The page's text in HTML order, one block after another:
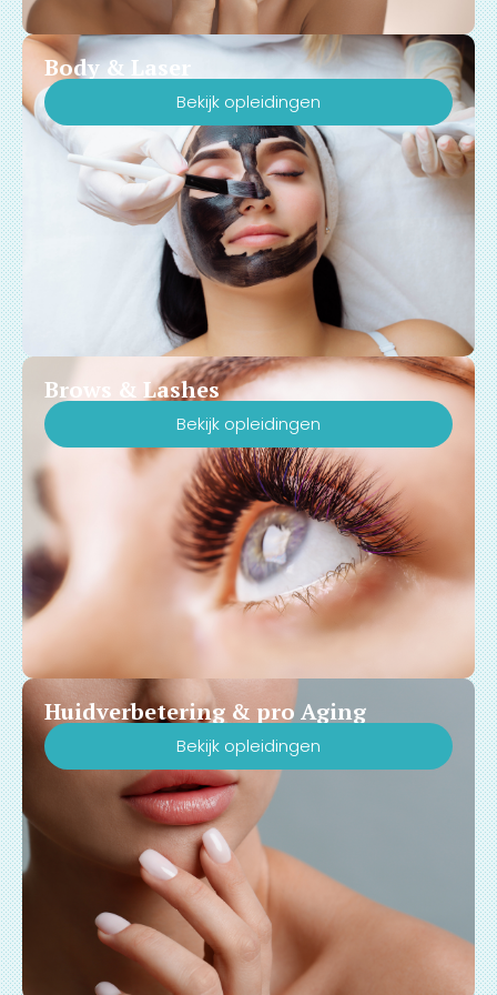
Body & Laser
Bekijk opleidingen
Brows & Lashes
Bekijk opleidingen
Huidverbetering & pro Aging
Bekijk opleidingen